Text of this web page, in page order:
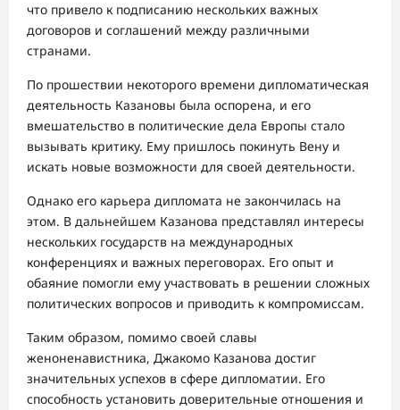
что привело к подписанию нескольких важных
договоров и соглашений между различными
странами.
По прошествии некоторого времени дипломатическая
деятельность Казановы была оспорена, и его
вмешательство в политические дела Европы стало
вызывать критику. Ему пришлось покинуть Вену и
искать новые возможности для своей деятельности.
Однако его карьера дипломата не закончилась на
этом. В дальнейшем Казанова представлял интересы
нескольких государств на международных
конференциях и важных переговорах. Его опыт и
обаяние помогли ему участвовать в решении сложных
политических вопросов и приводить к компромиссам.
Таким образом, помимо своей славы
женоненавистника, Джакомо Казанова достиг
значительных успехов в сфере дипломатии. Его
способность установить доверительные отношения и